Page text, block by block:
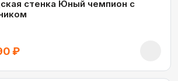
стенка Юный чемпион с
₽